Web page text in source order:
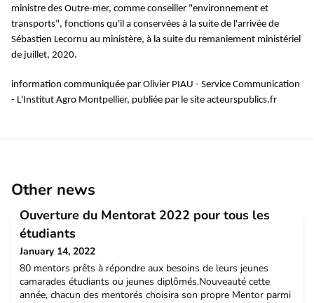
ministre des Outre-mer, comme conseiller "environnement et
transports", fonctions qu'il a conservées à la suite de l'arrivée de
Sébastien Lecornu au ministère, à la suite du remaniement ministériel
de juillet, 2020.
information communiquée par Olivier PIAU - Service Communication
- L'Institut Agro Montpellier, publiée par le site acteurspublics.fr
Other news
Ouverture du Mentorat 2022 pour tous les
étudiants
January 14, 2022
80 mentors prêts à répondre aux besoins de leurs jeunes
camarades étudiants ou jeunes diplômés.Nouveauté cette
année, chacun des mentorés choisira son propre Mentor parmi